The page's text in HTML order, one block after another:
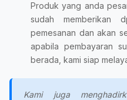
Produk yang anda
sudah memberikan
pemesanan dan akan
apabila pembayaran
berada, kami siap
Kami juga